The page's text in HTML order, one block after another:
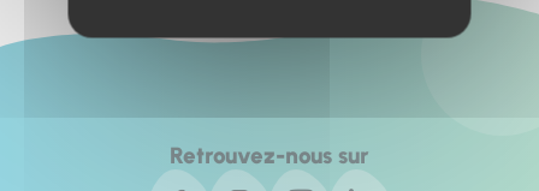
Retrouvez-nous sur